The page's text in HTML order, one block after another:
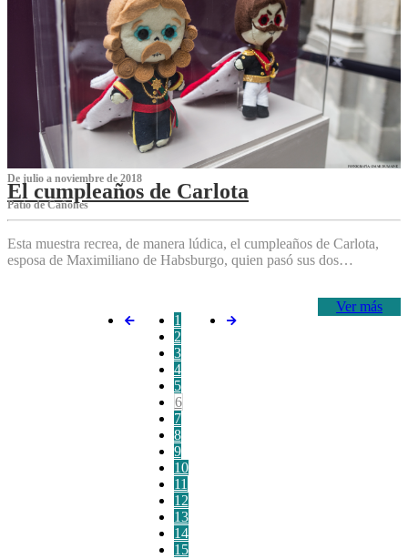
De julio a noviembre de 2018
El cumpleaños de Carlota
Patio de Cañones
Esta muestra recrea, de manera lúdica, el cumpleaños de Carlota,
esposa de Maximiliano de Habsburgo, quien pasó sus dos…
Ver más
1
2
3
4
5
6
7
8
9
10
11
12
13
14
15